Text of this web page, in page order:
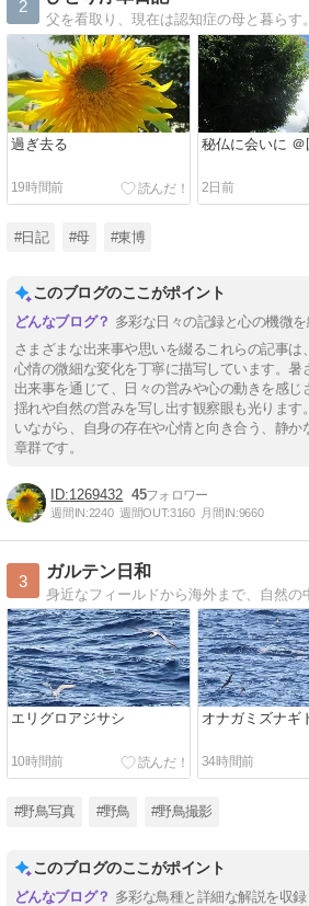
2
過ぎ去る
19時間前
秘仏に会いに
2日前
#日記 #母 #東博
このブログのここがポイント
多彩な日々の記録と心の機微を
さまざまな出来事や思いを綴るこれらの記事
心情の微細な変化を丁寧に描写しています。暑
出来事を通じて、日々の営みや心の動きを感
揺れや自然の営みを写し出す観察眼も光ります
いながら、自身の存在や心情と向き合う、静か
章群です。
1269432 45
週間IN:2240 週間OUT:3160 月間IN:9660
3
ガルテン日和
エリグロアジサシ
10時間前
オナガミズナギ
34時間前
#野鳥写真 #野鳥 #野鳥撮影
このブログのここがポイント
多彩な鳥種と詳細な解説を収録